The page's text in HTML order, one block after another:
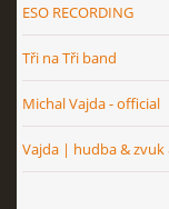
ESO RECORDING
Tři na Tři band
Michal Vajda - official
Vajda | hudba & zvuk